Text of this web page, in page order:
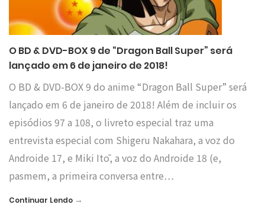
O BD & DVD-BOX 9 de “Dragon Ball Super” será
lançado em 6 de janeiro de 2018!
O BD & DVD-BOX 9 do anime “Dragon Ball Super” será
lançado em 6 de janeiro de 2018! Além de incluir os
episódios 97 a 108, o livreto especial traz uma
entrevista especial com Shigeru Nakahara, a voz do
Androide 17, e Miki Itō, a voz do Androide 18 (e,
pasmem, a primeira conversa entre…
Continuar Lendo →